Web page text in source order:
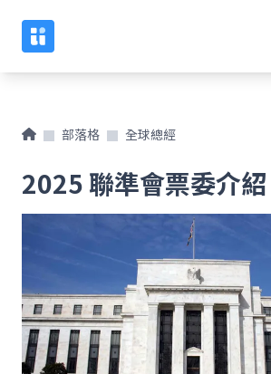
部落格 全球總經
2025 聯準會票委介紹